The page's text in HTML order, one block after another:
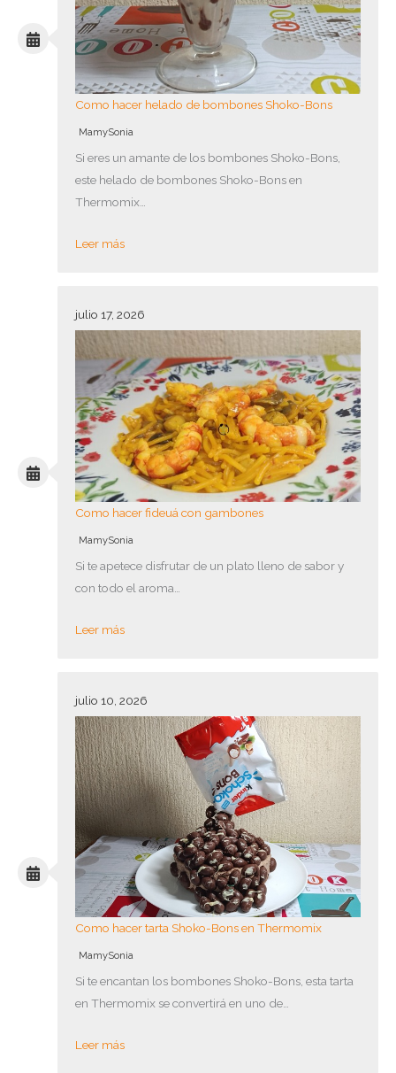
Como hacer helado de bombones Shoko-Bons
MamySonia
Si eres un amante de los bombones Shoko-Bons,
este helado de bombones Shoko-Bons en
Thermomix…
Leer más
julio 17, 2026
Como hacer fideuá con gambones
MamySonia
Si te apetece disfrutar de un plato lleno de sabor y
con todo el aroma…
Leer más
julio 10, 2026
Como hacer tarta Shoko-Bons en Thermomix
MamySonia
Si te encantan los bombones Shoko-Bons, esta tarta
en Thermomix se convertirá en uno de…
Leer más